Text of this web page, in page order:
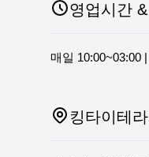
영업시간
매일 10:00~03:00
킹타이테